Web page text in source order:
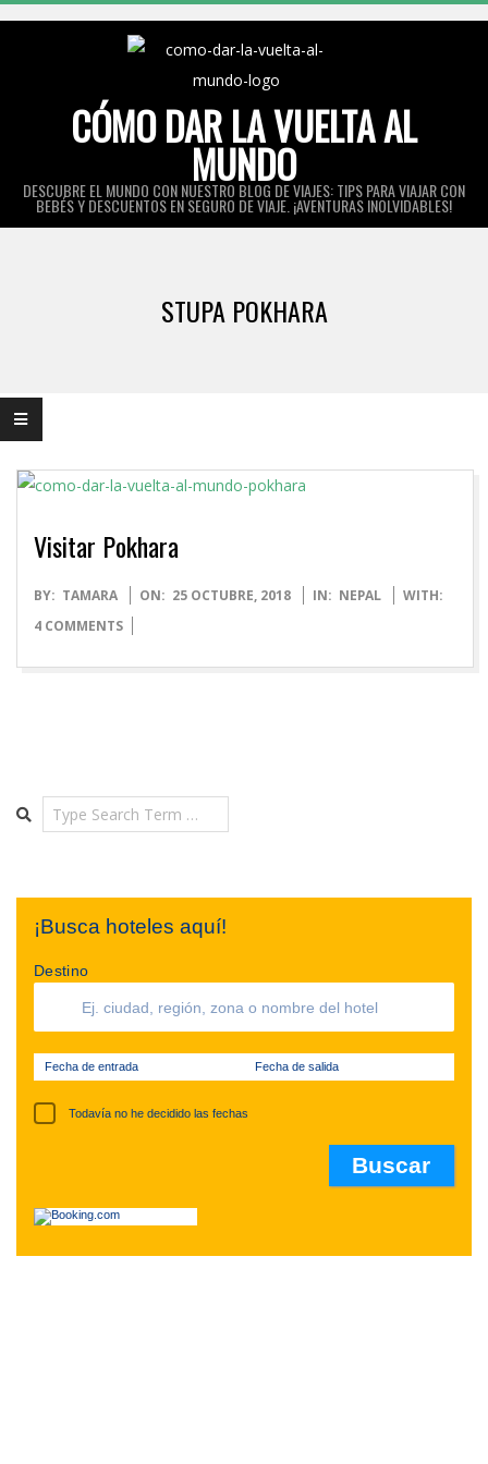
CÓMO DAR LA VUELTA AL
MUNDO
DESCUBRE EL MUNDO CON NUESTRO BLOG DE VIAJES: TIPS PARA VIAJAR CON
BEBÉS Y DESCUENTOS EN SEGURO DE VIAJE. ¡AVENTURAS INOLVIDABLES!
STUPA POKHARA
Visitar Pokhara
2018-
10-
BY: TAMARA ON: 25 OCTUBRE, 2018 IN: NEPAL
WITH:
4 COMMENTS
Search
¡Busca hoteles aquí!
Destino
Fecha de entrada Fecha de salida
Todavía no he decidido las fechas